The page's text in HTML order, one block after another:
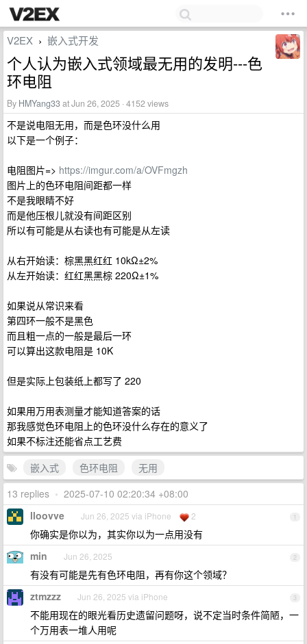
V2EX › 嵌入式开发
个人认为嵌入式领域最无用的发明---色
环电阻
By HMYang33at Jun 26, 2025 · 4152 views
不是说电阻无用，而是色环没什么用
以下是一个例子：
电阻图片=> https://imgur.com/a/OVFmgzh
图片上的色环电阻间距都一样
不是我眼睛不好
而是他压根儿就没有间距区别
所以有可能是从右读也有可能是从左读
从右开始读：棕黑黑红红 10kΩ±2%
从左开始读：红红黑黑棕 220Ω±1%
如果说从常识来看
第四环一般不是黑色
而且粗一点的一般是最后一环
可以算出这款电阻是 10K
但是实际上包装纸上都写了 220
如果用万用表测量才能知道答案的话
那我感觉色环电阻上的色环没什么存在的意义了
如果不标注还能省点工艺费
嵌入式
色环电阻
无用
13 replies • 2025-07-10 02:20:34 +08:00
1
lloovve Jun 26, 2025 via iPhone 2
你确实是你以为，其实你以为一点用没有
2
min Jun 26, 2025
有没有可能是先有色环电阻，再有你这个领域？
3
ztmzzz Jun 26, 2025 via iPhone
不能用现在的眼光看历史遗留问题呀，说不定当时条件简陋，一
个万用表一堆人用呢